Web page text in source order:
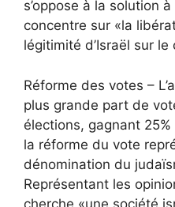
s’oppose à la solution
concentre sur «la
légitimité d’Israël sur le
Réforme des votes –
plus grande part de
élections, gagnant
la réforme du vote
dénomination du
Représentant les
cherche «une société